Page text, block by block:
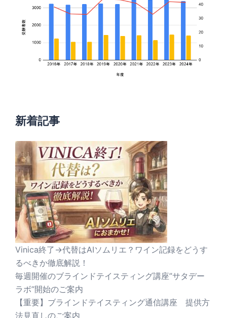
新着記事
Vinica終了→代替はAIソムリエ？ワイン記録をどうす
るべきか徹底解説！
毎週開催のブラインドテイスティング講座”サタデー
ラボ”開始のご案内
【重要】ブラインドテイスティング通信講座 提供方
法見直しのご案内